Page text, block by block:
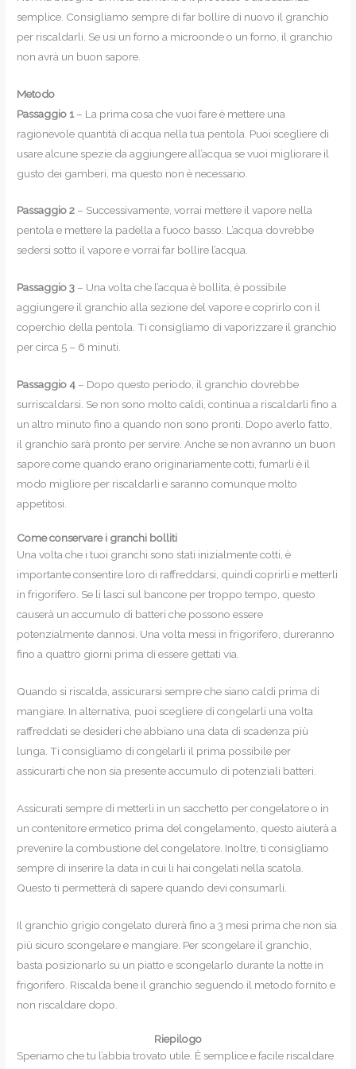
semplice. Consigliamo sempre di far bollire di nuovo il granchio
per riscaldarli. Se usi un forno a microonde o un forno, il granchio
non avrà un buon sapore.
Metodo
Passaggio 1 – La prima cosa che vuoi fare è mettere una
ragionevole quantità di acqua nella tua pentola. Puoi scegliere di
usare alcune spezie da aggiungere all’acqua se vuoi migliorare il
gusto dei gamberi, ma questo non è necessario.
Passaggio 2 – Successivamente, vorrai mettere il vapore nella
pentola e mettere la padella a fuoco basso. L’acqua dovrebbe
sedersi sotto il vapore e vorrai far bollire l’acqua.
Passaggio 3 – Una volta che l’acqua è bollita, è possibile
aggiungere il granchio alla sezione del vapore e coprirlo con il
coperchio della pentola. Ti consigliamo di vaporizzare il granchio
per circa 5 – 6 minuti.
Passaggio 4 – Dopo questo periodo, il granchio dovrebbe
surriscaldarsi. Se non sono molto caldi, continua a riscaldarli fino a
un altro minuto fino a quando non sono pronti. Dopo averlo fatto,
il granchio sarà pronto per servire. Anche se non avranno un buon
sapore come quando erano originariamente cotti, fumarli è il
modo migliore per riscaldarli e saranno comunque molto
appetitosi.
Come conservare i granchi bolliti
Una volta che i tuoi granchi sono stati inizialmente cotti, è
importante consentire loro di raffreddarsi, quindi coprirli e metterli
in frigorifero. Se li lasci sul bancone per troppo tempo, questo
causerà un accumulo di batteri che possono essere
potenzialmente dannosi. Una volta messi in frigorifero, dureranno
fino a quattro giorni prima di essere gettati via.
Quando si riscalda, assicurarsi sempre che siano caldi prima di
mangiare. In alternativa, puoi scegliere di congelarli una volta
raffreddati se desideri che abbiano una data di scadenza più
lunga. Ti consigliamo di congelarli il prima possibile per
assicurarti che non sia presente accumulo di potenziali batteri.
Assicurati sempre di metterli in un sacchetto per congelatore o in
un contenitore ermetico prima del congelamento, questo aiuterà a
prevenire la combustione del congelatore. Inoltre, ti consigliamo
sempre di inserire la data in cui li hai congelati nella scatola.
Questo ti permetterà di sapere quando devi consumarli.
Il granchio grigio congelato durerà fino a 3 mesi prima che non sia
più sicuro scongelare e mangiare. Per scongelare il granchio,
basta posizionarlo su un piatto e scongelarlo durante la notte in
frigorifero. Riscalda bene il granchio seguendo il metodo fornito e
non riscaldare dopo.
Riepilogo
Speriamo che tu l’abbia trovato utile. È semplice e facile riscaldare